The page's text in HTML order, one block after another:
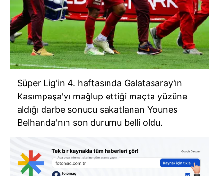
Süper Lig'in 4. haftasında Galatasaray'ın
Kasımpaşa'yı mağlup ettiği maçta yüzüne
aldığı darbe sonucu sakatlanan Younes
Belhanda'nın son durumu belli oldu.